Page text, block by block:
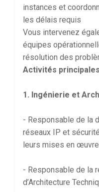
instances et
les délais requis
Vous intervenez
équipes
résolution des
Activités principales
1. Ingénierie et
- Responsable de la
réseaux IP et
leurs mises en œuvre
- Responsable de la
d’Architecture